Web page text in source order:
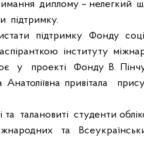
диплому – нелегкий
підтримку.
підтримку Фонду
аспіранткою інституту
у проекті Фонду В.
Анатоліївна привітала
та талановиті студенти
та